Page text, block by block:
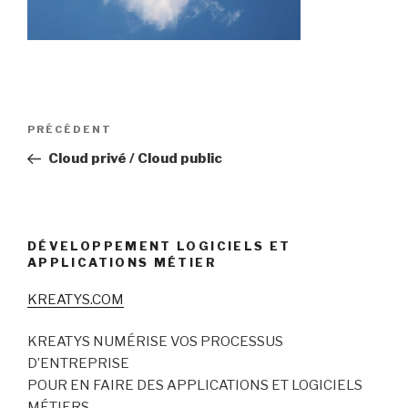
Navigation
l’article
Article
précédent
PRÉCÉDENT
Cloud privé / Cloud public
DÉVELOPPEMENT LOGICIELS ET
APPLICATIONS MÉTIER
KREATYS.COM
KREATYS NUMÉRISE VOS PROCESSUS
D’ENTREPRISE
POUR EN FAIRE DES APPLICATIONS ET LOGICIELS